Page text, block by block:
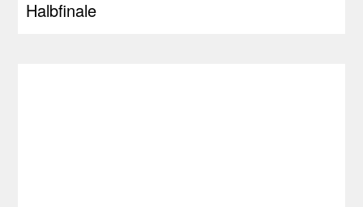
Halbfinale